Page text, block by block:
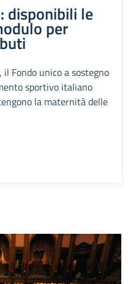
disponibili le
per
Fondo unico a sostegno
sportivo italiano
la maternità delle